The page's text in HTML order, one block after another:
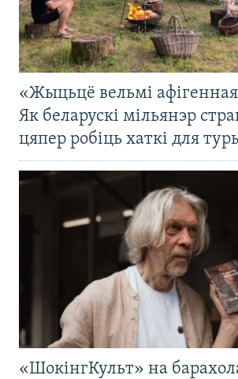
«Жыцьцё вельмі
Як беларускі мільянэр
цяпер робіць хаткі для
«ШокінгКульт» на